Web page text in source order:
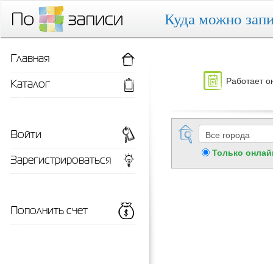
Куда можно
Работает
Только
Главная
Каталог
Войти
Зарегистрироваться
Пополнить счет